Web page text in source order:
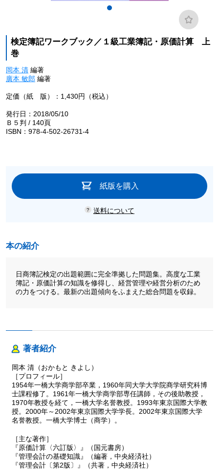
検定簿記ワークブック／１級工業簿記・原価計算 上
巻
岡本 清編著
廣本 敏郎 編著
定価（紙 版）：1,430円（税込）
発行日：2018/05/10
Ｂ５判 / 140頁
ISBN：978-4-502-26731-4
紙版を購入
送料について
本の紹介
日商簿記検定の出題範囲に完全準拠した問題集。高度な工業
簿記・原価計算の知識を修得し、経営管理や経営分析のため
の力をつける。最新の出題傾向をふまえた総合問題を収録。
著者紹介
岡本 清（おかもと きよし）
［プロフィール］
1954年一橋大学商学部卒業，1960年同大学大学院商学研究科博
士課程修了。1961年一橋大学商学部専任講師，その後助教授，
1970年教授を経て，一橋大学名誉教授。1993年東京国際大学教
授。2000年～2002年東京国際大学学長。2002年東京国際大学
名誉教授。一橋大学博士（商学）。
［主な著作］
『原価計算〈六訂版〉』（国元書房）
『管理会計の基礎知識』（編著，中央経済社）
『管理会計〔第2版〕』（共著，中央経済社）